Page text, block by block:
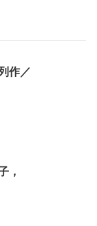
作／
，